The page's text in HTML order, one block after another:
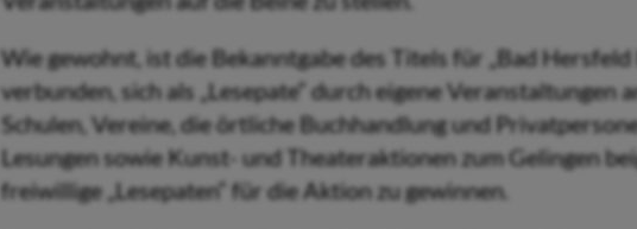
Wie gewohnt, ist die Bekanntgabe des Titels für „Bad
verbunden, sich als „Lesepate“ durch eigene Veranstaltungen
Schulen, Vereine, die örtliche Buchhandlung und
Lesungen sowie Kunst- und Theateraktionen zum Gelingen
freiwillige „Lesepaten“ für die Aktion zu gewinnen.